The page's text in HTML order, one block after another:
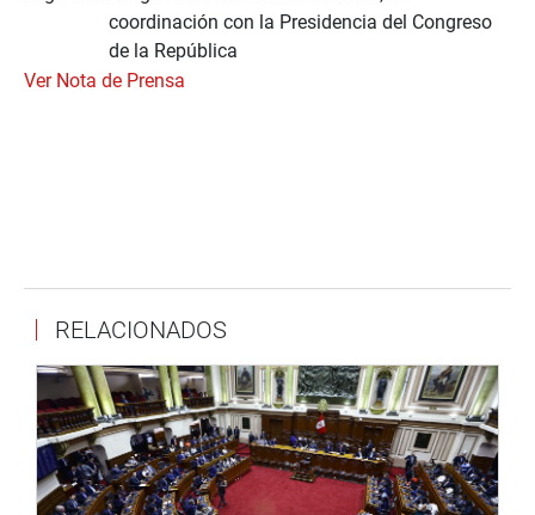
coordinación con la Presidencia del Congreso
de la República
Ver Nota de Prensa
RELACIONADOS